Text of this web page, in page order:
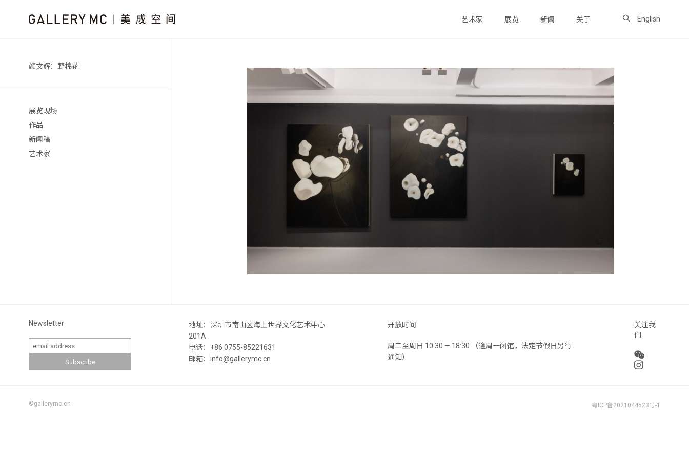
艺术家 展览 新闻 关于 English
颜文辉：野棉花
展览现场
作品
新闻稿
艺术家
Newsletter
地址：深圳市南山区海上世界文化艺术中心
201A
电话：+86 0755-85221631
邮箱：info@gallerymc.cn
开放时间
周二至周日 10:30 — 18:30 （逢周一闭馆，法定节假日另行
通知）
关注我
们
©gallerymc.cn 粤ICP备2021044523号-1